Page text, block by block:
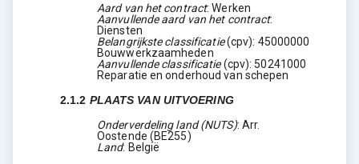
Aard van het contract:Werken
Aanvullende aard van het contract:
Diensten
Belangrijkste classificatie (cpv): 45000000
Bouwwerkzaamheden
Aanvullende classificatie (cpv): 50241000
Reparatie en onderhoud van schepen
2.1.2 PLAATS VAN UITVOERING
Onderverdeling land (NUTS): Arr.
Oostende (BE255)
Land: België